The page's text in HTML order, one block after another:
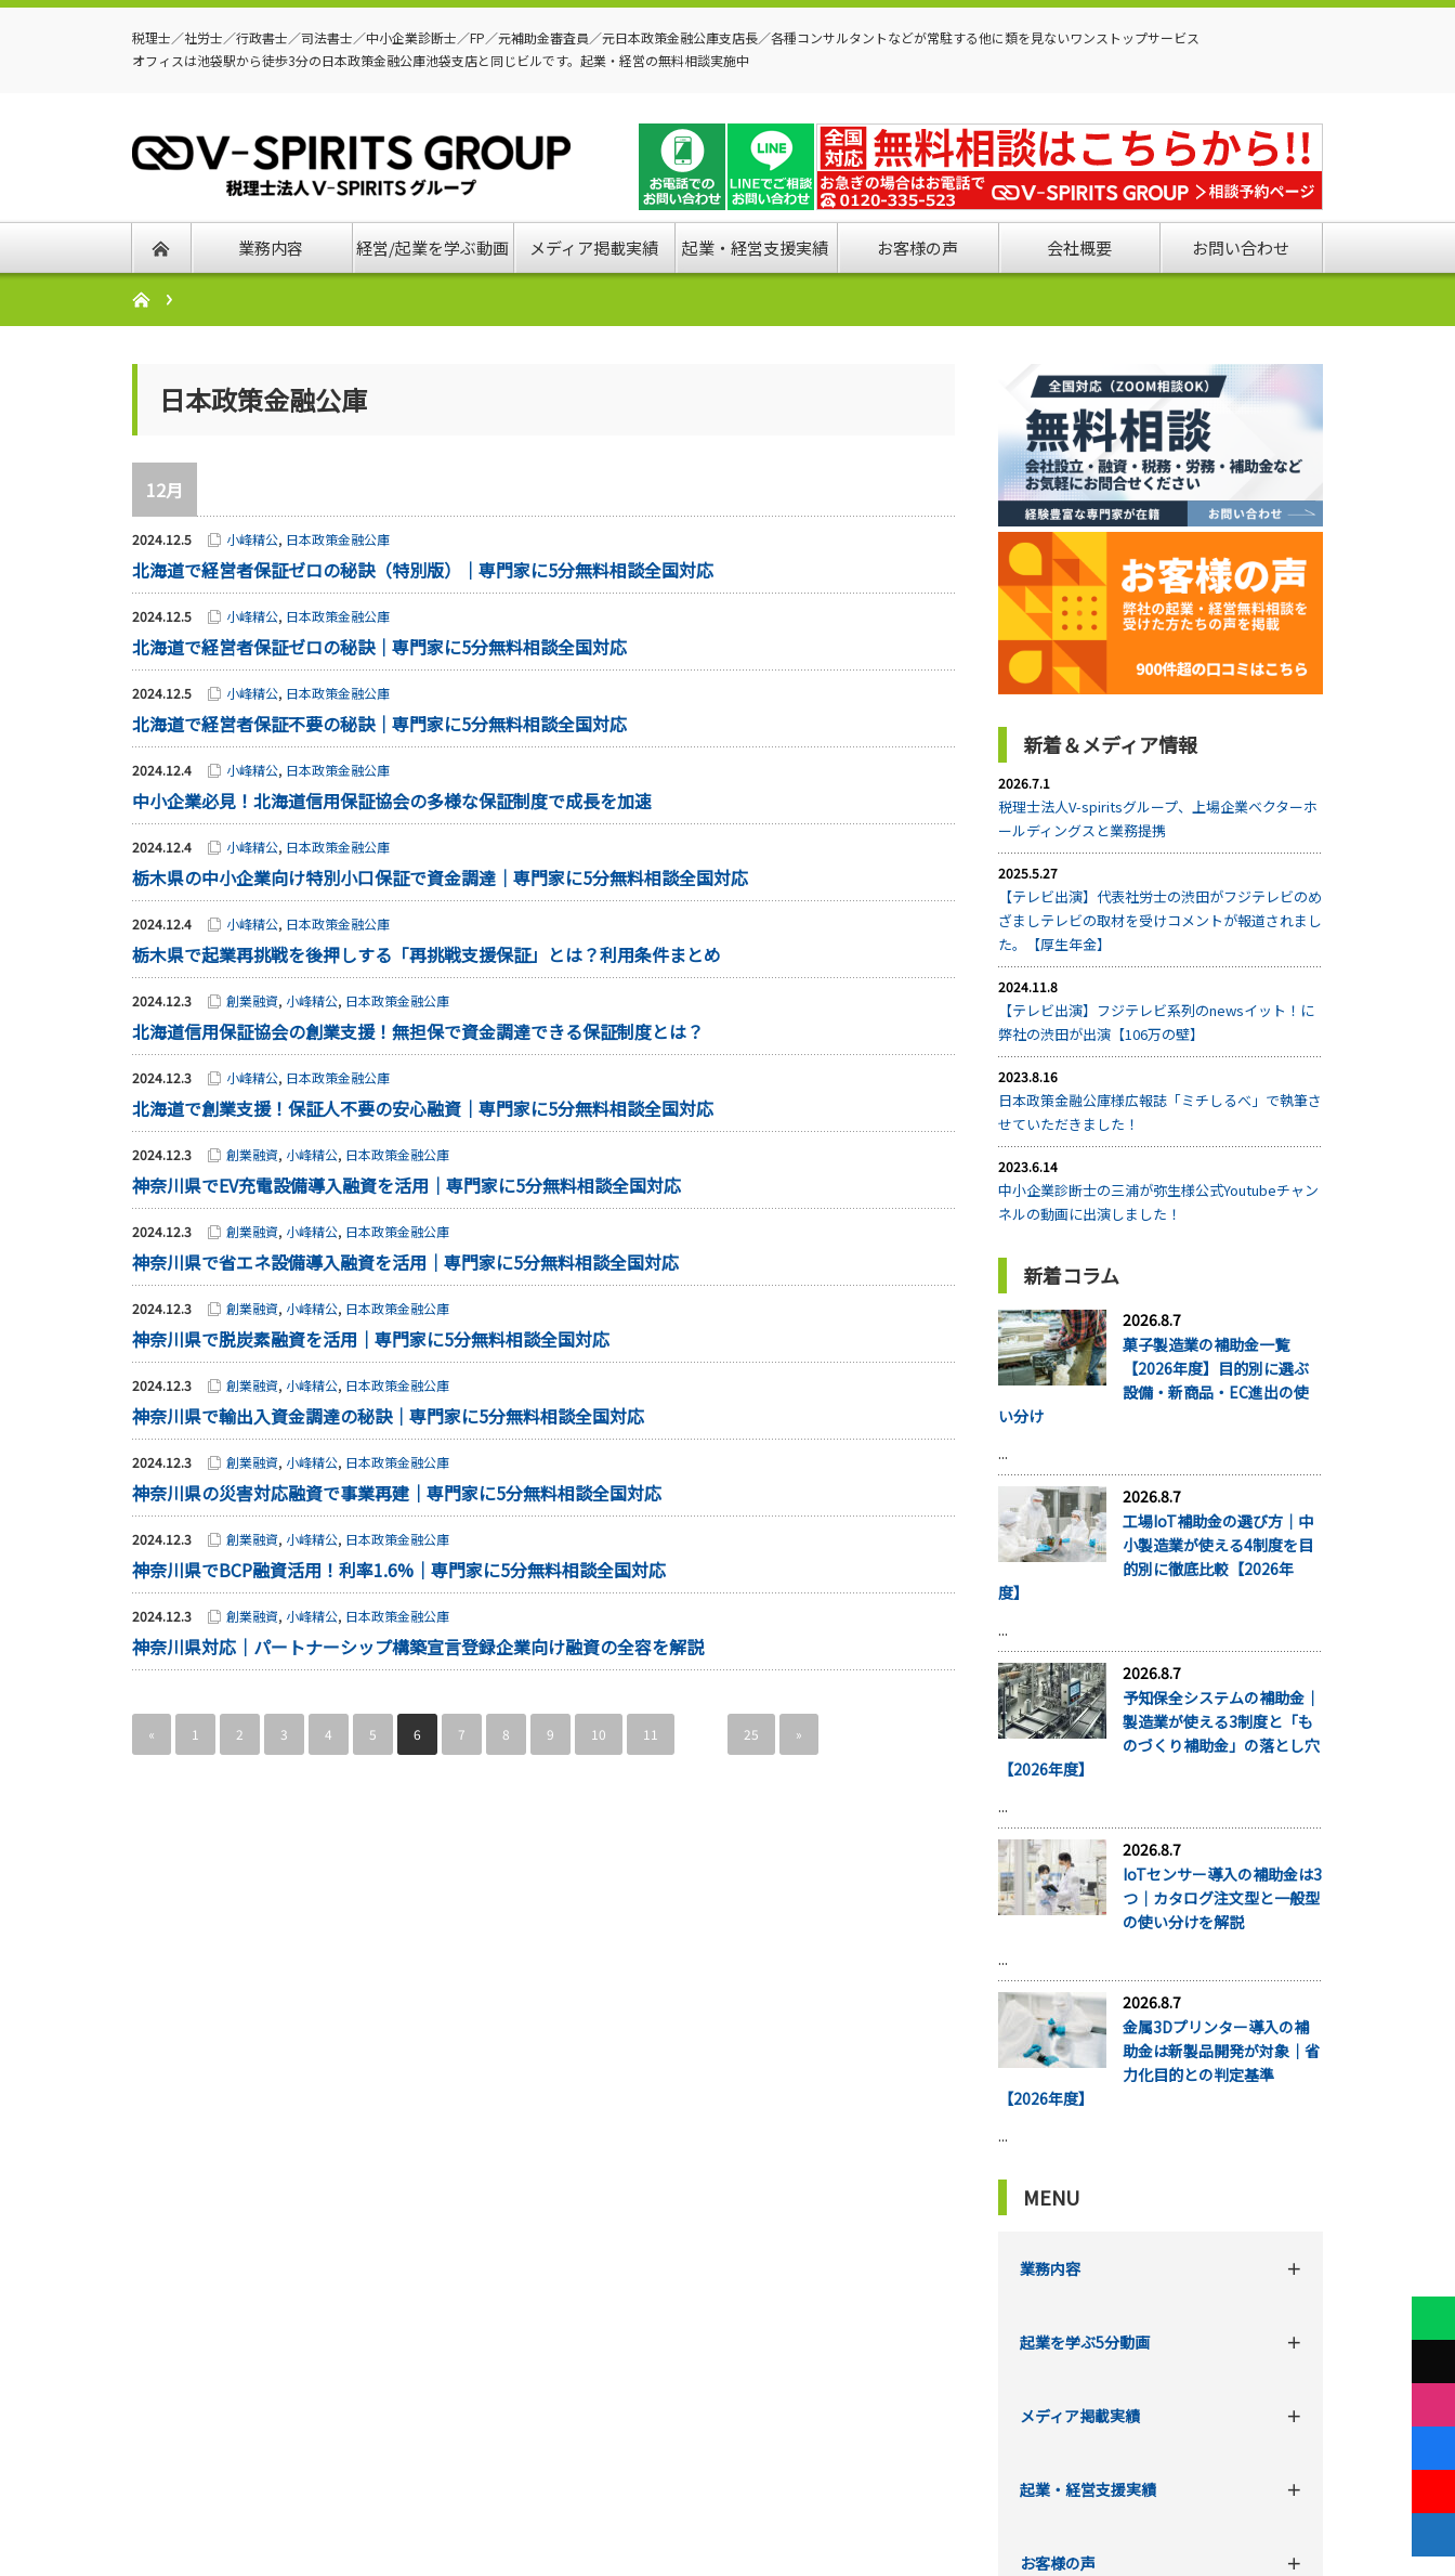
税理士／社労士／行政書士／司法書士／中小企業診断士／FP／元補助金審査員／元日本政策金融公庫支店長／各種コンサルタントなどが常駐する他に類を見ないワンストップサービス
オフィスは池袋駅から徒歩3分の日本政策金融公庫池袋支店と同じビルです。起業・経営の無料相談実施中
業務内容 経営/起業を学ぶ動画 メディア掲載実績 起業・経営支援実績 お客様の声 会社概要 お問い合わせ
日本政策金融公庫
12月
2024.12.5 小峰精公, 日本政策金融公庫
北海道で経営者保証ゼロの秘訣（特別版）｜専門家に5分無料相談全国対応
2024.12.5 小峰精公, 日本政策金融公庫
北海道で経営者保証ゼロの秘訣｜専門家に5分無料相談全国対応
2024.12.5 小峰精公, 日本政策金融公庫
北海道で経営者保証不要の秘訣｜専門家に5分無料相談全国対応
2024.12.4 小峰精公, 日本政策金融公庫
中小企業必見！北海道信用保証協会の多様な保証制度で成長を加速
2024.12.4 小峰精公, 日本政策金融公庫
栃木県の中小企業向け特別小口保証で資金調達｜専門家に5分無料相談全国対応
2024.12.4 小峰精公, 日本政策金融公庫
栃木県で起業再挑戦を後押しする「再挑戦支援保証」とは？利用条件まとめ
2024.12.3 創業融資, 小峰精公, 日本政策金融公庫
北海道信用保証協会の創業支援！無担保で資金調達できる保証制度とは？
2024.12.3 小峰精公, 日本政策金融公庫
北海道で創業支援！保証人不要の安心融資｜専門家に5分無料相談全国対応
2024.12.3 創業融資, 小峰精公, 日本政策金融公庫
神奈川県でEV充電設備導入融資を活用｜専門家に5分無料相談全国対応
2024.12.3 創業融資, 小峰精公, 日本政策金融公庫
神奈川県で省エネ設備導入融資を活用｜専門家に5分無料相談全国対応
2024.12.3 創業融資, 小峰精公, 日本政策金融公庫
神奈川県で脱炭素融資を活用｜専門家に5分無料相談全国対応
2024.12.3 創業融資, 小峰精公, 日本政策金融公庫
神奈川県で輸出入資金調達の秘訣｜専門家に5分無料相談全国対応
2024.12.3 創業融資, 小峰精公, 日本政策金融公庫
神奈川県の災害対応融資で事業再建｜専門家に5分無料相談全国対応
2024.12.3 創業融資, 小峰精公, 日本政策金融公庫
神奈川県でBCP融資活用！利率1.6%｜専門家に5分無料相談全国対応
2024.12.3 創業融資, 小峰精公, 日本政策金融公庫
神奈川県対応｜パートナーシップ構築宣言登録企業向け融資の全容を解説
« 1 2 3 4 5 6 7 8 9 10 11 25 »
新着＆メディア情報
2026.7.1
税理士法人V-spiritsグループ、上場企業ベクターホ
ールディングスと業務提携
2025.5.27
【テレビ出演】代表社労士の渋田がフジテレビのめ
ざましテレビの取材を受けコメントが報道されまし
た。【厚生年金】
2024.11.8
【テレビ出演】フジテレビ系列のnewsイット！に
弊社の渋田が出演【106万の壁】
2023.8.16
日本政策金融公庫様広報誌「ミチしるべ」で執筆さ
せていただきました！
2023.6.14
中小企業診断士の三浦が弥生様公式Youtubeチャン
ネルの動画に出演しました！
新着コラム
2026.8.7
菓子製造業の補助金一覧
【2026年度】目的別に選ぶ
設備・新商品・EC進出の使
い分け
...
2026.8.7
工場IoT補助金の選び方｜中
小製造業が使える4制度を目
的別に徹底比較【2026年
度】
...
2026.8.7
予知保全システムの補助金｜
製造業が使える3制度と「も
のづくり補助金」の落とし穴
【2026年度】
...
2026.8.7
IoTセンサー導入の補助金は3
つ｜カタログ注文型と一般型
の使い分けを解説
...
2026.8.7
金属3Dプリンター導入の補
助金は新製品開発が対象｜省
力化目的との判定基準
【2026年度】
...
MENU
業務内容
起業を学ぶ5分動画
メディア掲載実績
起業・経営支援実績
お客様の声